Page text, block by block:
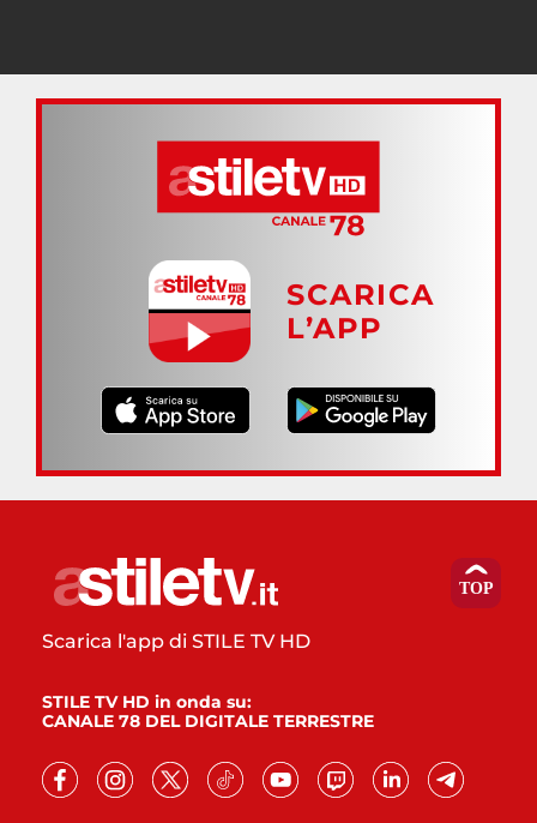
SCARICA
L’APP
Scarica l'app di STILE TV HD
STILE TV HD in onda su:
CANALE 78 DEL DIGITALE TERRESTRE